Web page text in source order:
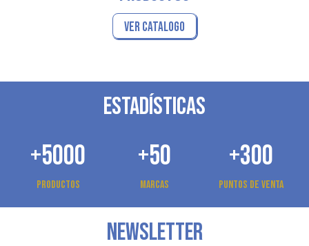
VER CATALOGO
ESTADÍSTICAS
+5000
Productos
+50
Marcas
+300
Puntos de venta
NEWSLETTER